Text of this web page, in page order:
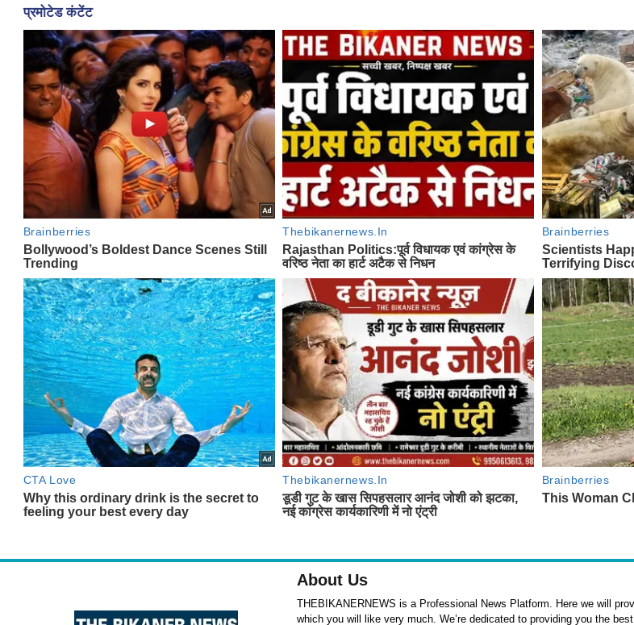
About Us
THEBIKANERNEWS is a Professional News Platform. Here we will
which you will like very much. We’re dedicated to providing you the